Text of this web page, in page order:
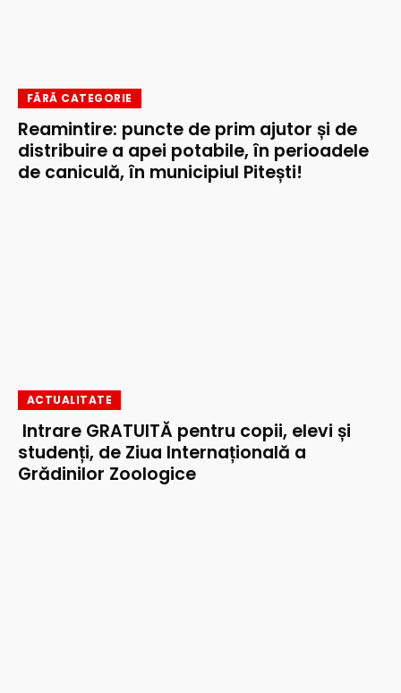
FĂRĂ CATEGORIE
Reamintire: puncte de prim ajutor și de
distribuire a apei potabile, în perioadele
de caniculă, în municipiul Pitești!
ACTUALITATE
Intrare GRATUITĂ pentru copii, elevi și
studenți, de Ziua Internațională a
Grădinilor Zoologice